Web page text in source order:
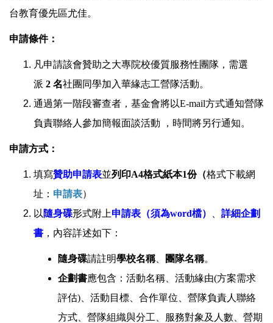
台教育優先區尤佳。
申請條件：
凡申請該會贊助之大專院校優質服務性團隊，需選
派 2 名社團同學加入華緣志工營隊活動。
通過第一階段審查者，基金會將以E-mail方式通知營隊
負責聯絡人參加簡報面談活動 ，時間將另行通知。
申請方式：
填寫贊助申請表並列印A4格式紙本1份（格式下載網
址： 申請表）
以 隨身碟形式附上申請表（須為word檔）
詳細企劃
書 ，內容詳述如下：
隨身碟請註明學校名稱、 團隊名稱。
企劃書應包含：活動名稱、活動緣由(方案需求
評估)、活動目標、合作單位、營隊負責人聯絡
方式、營隊組織與分工、服務對象及人數、營期